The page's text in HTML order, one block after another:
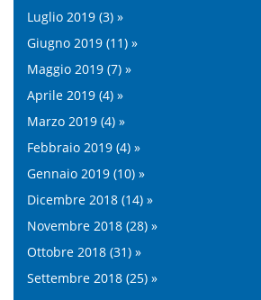
Luglio 2019 (3) »
Giugno 2019 (11) »
Maggio 2019 (7) »
Aprile 2019 (4) »
Marzo 2019 (4) »
Febbraio 2019 (4) »
Gennaio 2019 (10) »
Dicembre 2018 (14) »
Novembre 2018 (28) »
Ottobre 2018 (31) »
Settembre 2018 (25) »